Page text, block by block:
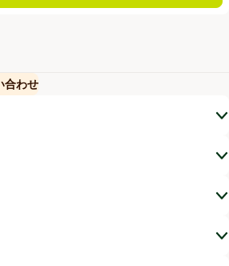
合わせ
ンドウで開く)